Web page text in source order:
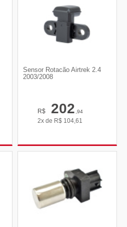
Sensor Rotacão Airtrek 2.4
2003/2008
R$ 202,94
2x de R$ 104,61